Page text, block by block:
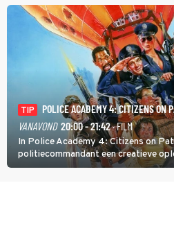
TIP
POLICE ACADEMY 4: CITIZENS ON
VANAVOND 20:00 - 21:42· FILM
In Police Academy 4: Citizens on
politiecommandant een creatieve
agenten.